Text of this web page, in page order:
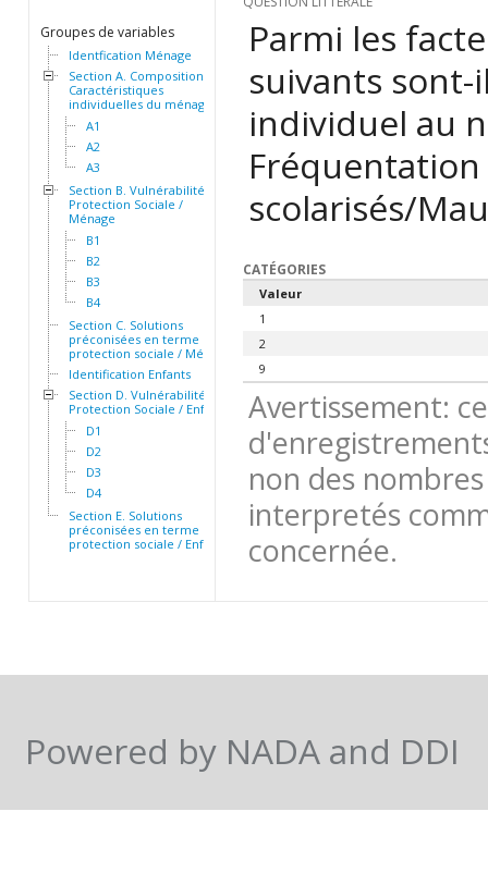
Groupes de variables
Identfication Ménage
Section A. Composition et
Caractéristiques
individuelles du ménage
A1
A2
A3
Section B. Vulnérabilité et
Protection Sociale /
Ménage
B1
B2
B3
B4
Section C. Solutions
préconisées en terme de
protection sociale / Ménage
Identification Enfants
Section D. Vulnérabilité et
Protection Sociale / Enfants
D1
D2
D3
D4
Section E. Solutions
préconisées en terme de
protection sociale / Enfants
Parmi les
suivants
individuel au
scolarisés/
CATÉGORIES
Valeur
1
2
9
Avertissement:
non des
interpretés
concernée.
Powered by NADA and DDI